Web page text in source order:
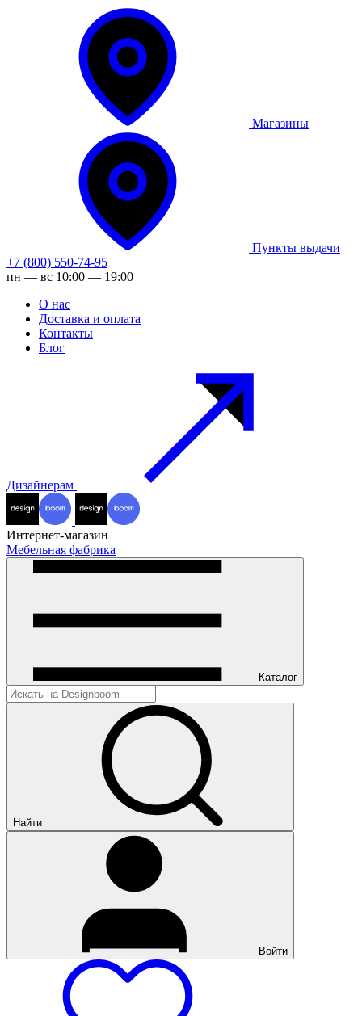
Магазины
Пункты выдачи
+7 (800) 550-74-95
пн — вс 10:00 — 19:00
О нас
Доставка и оплата
Контакты
Блог
Дизайнерам
Интернет-магазин
Мебельная фабрика
Каталог
Найти
Войти